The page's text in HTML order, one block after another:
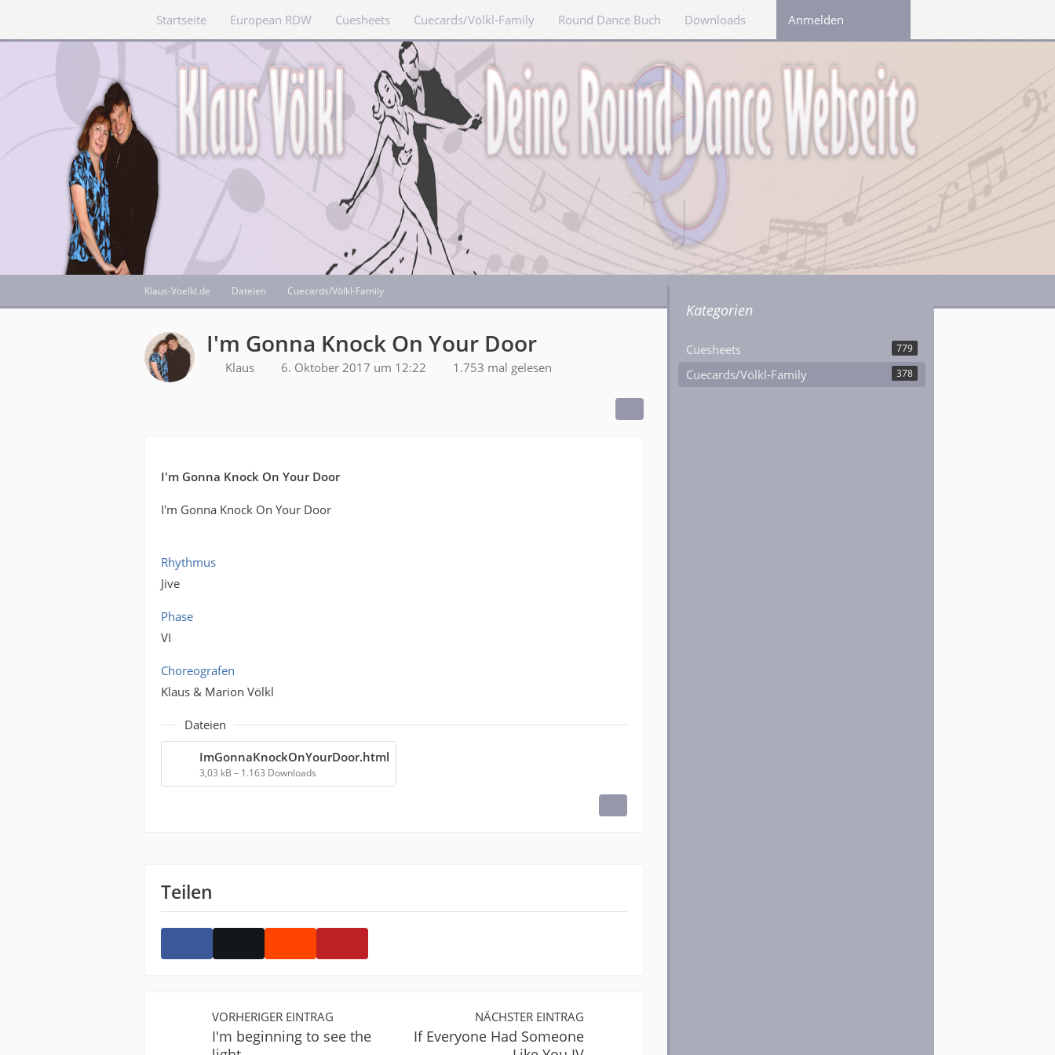
Startseite European RDW Cuesheets Cuecards/Völkl-Family Round Dance Buch Downloads LinksAnmelden
Klaus-Voelkl.de Dateien Cuecards/Völkl-Family
I'm Gonna Knock On Your Door
Klaus 6. Oktober 2017 um 12:22 1.753 mal gelesen
I'm Gonna Knock On Your Door
I'm Gonna Knock On Your Door
Rhythmus
Jive
Phase
VI
Choreografen
Klaus & Marion Völkl
Dateien
ImGonnaKnockOnYourDoor.html
3,03 kB – 1.163 Downloads
Teilen
VORHERIGER EINTRAG
I'm beginning to see the
NÄCHSTER EINTRAG
If Everyone Had Someone
Kategorien
Cuesheets 779
Cuecards/Völkl-Family 378